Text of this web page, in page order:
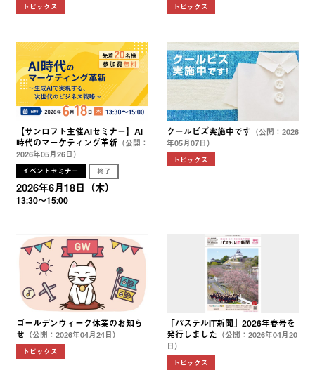
トピックス トピックス
【サンロフト主催AIセミナー】AI
時代のマーケティング革新 （公開：
2026年05月26日）
イベントセミナー 終了
2026年6月18日（木）
13:30〜15:00
クールビズ実施中です （公開：2026
年05月07日）
トピックス
ゴールデンウィーク休業のお知ら
せ （公開：2026年04月24日）
トピックス
「パステルIT新聞」2026年春号を
発行しました （公開：2026年04月20
日）
トピックス